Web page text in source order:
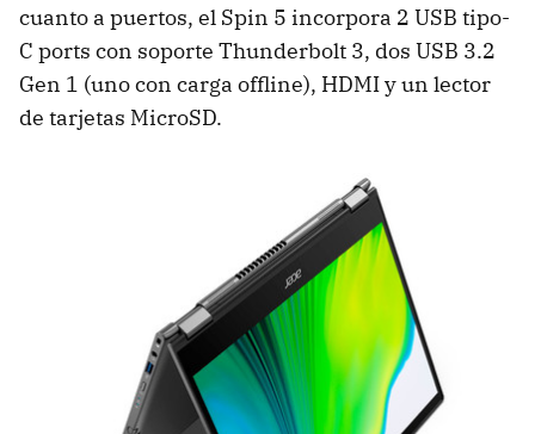
cuanto a puertos, el Spin 5 incorpora 2 USB tipo-
C ports con soporte Thunderbolt 3, dos USB 3.2
Gen 1 (uno con carga offline), HDMI y un lector
de tarjetas MicroSD.